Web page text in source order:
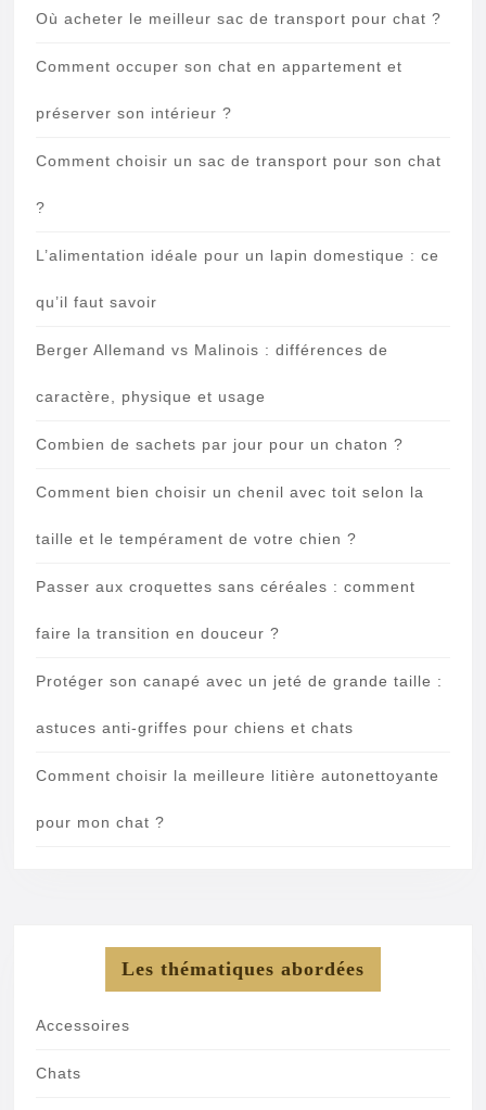
Où acheter le meilleur sac de transport pour chat ?
Comment occuper son chat en appartement et
préserver son intérieur ?
Comment choisir un sac de transport pour son chat
?
L’alimentation idéale pour un lapin domestique : ce
qu’il faut savoir
Berger Allemand vs Malinois : différences de
caractère, physique et usage
Combien de sachets par jour pour un chaton ?
Comment bien choisir un chenil avec toit selon la
taille et le tempérament de votre chien ?
Passer aux croquettes sans céréales : comment
faire la transition en douceur ?
Protéger son canapé avec un jeté de grande taille :
astuces anti-griffes pour chiens et chats
Comment choisir la meilleure litière autonettoyante
pour mon chat ?
Les thématiques abordées
Accessoires
Chats